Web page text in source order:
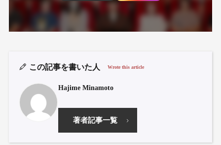
この記事を書いた人 Wrote this article
Hajime Minamoto
著者記事一覧